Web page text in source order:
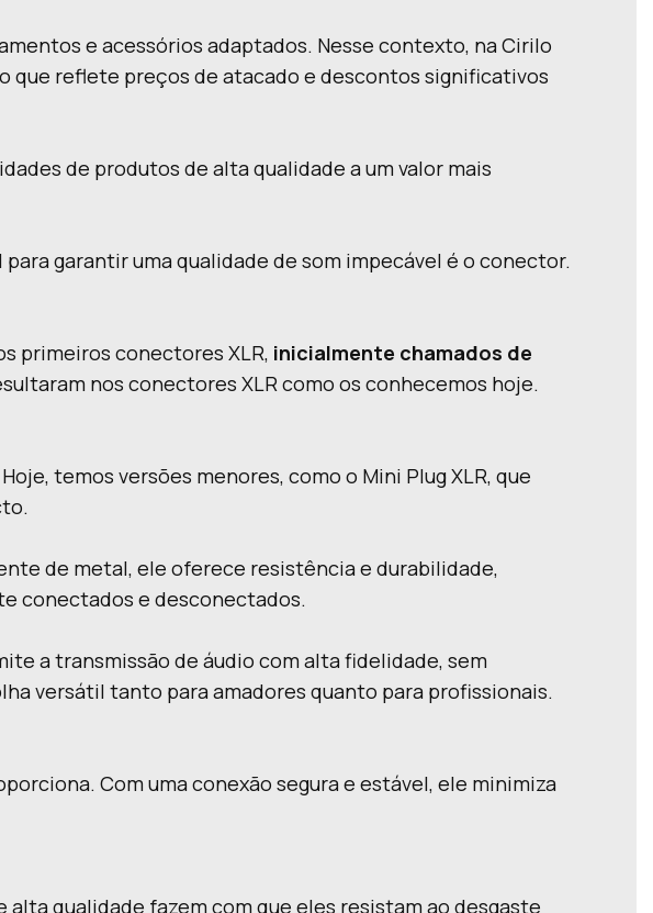
e acessórios adaptados. Nesse contexto, na Cirilo
que reflete preços de atacado e descontos significativos
de produtos de alta qualidade a um valor mais
garantir uma qualidade de som impecável é o conector.
primeiros conectores XLR, inicialmente chamados de
nos conectores XLR como os conhecemos hoje.
Hoje, temos versões menores, como o Mini Plug XLR, que
de metal, ele oferece resistência e durabilidade,
conectados e desconectados.
a transmissão de áudio com alta fidelidade, sem
versátil tanto para amadores quanto para profissionais.
Com uma conexão segura e estável, ele minimiza
qualidade fazem com que eles resistam ao desgaste